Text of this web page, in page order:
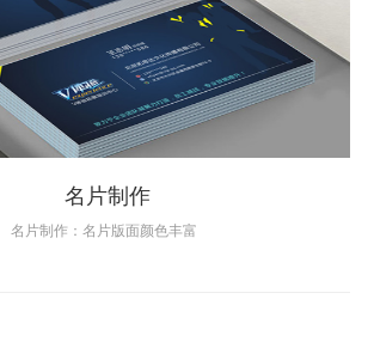
名片制作
名片制作：名片版面颜色丰富